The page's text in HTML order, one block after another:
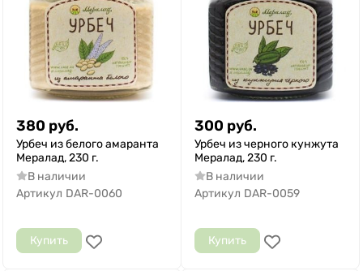
380 руб.
Урбеч из белого амаранта
Мералад, 230 г.
В наличии
Артикул DAR-0060
Купить
300 руб.
Урбеч из черного кунжута
Мералад, 230 г.
В наличии
Артикул DAR-0059
Купить